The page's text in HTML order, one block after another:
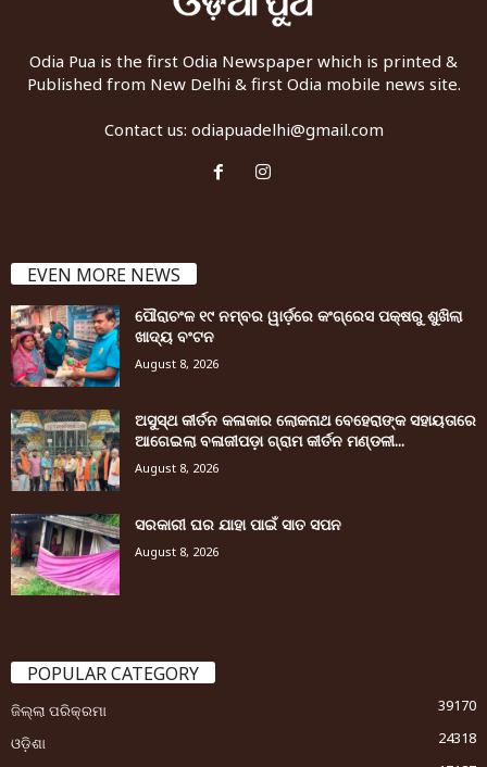
Odia Pua is the first Odia Newspaper which is printed &
Published from New Delhi & first Odia mobile news site.
Contact us: odiapuadelhi@gmail.com
EVEN MORE NEWS
ପୌରାଚଂଳ ୧୯ ନମ୍ବର ୱାର୍ଡ଼ରେ କଂଗ୍ରେସ ପକ୍ଷରୁ ଶୁଖିଲା
ଖାଦ୍ୟ ବଂଟନ
August 8, 2026
ଅସୁସ୍ଥ କୀର୍ତନ କଳାକାର ଲୋକନାଥ ବେହେରାଙ୍କ ସହାୟତାରେ
ଆଗେଇଲା ବଳାଜୀପଡ଼ା ଗ୍ରାମ କୀର୍ତନ ମଣ୍ଡଳୀ...
August 8, 2026
ସରକାରୀ ଘର ଯାହା ପାଇଁ ସାତ ସପନ
August 8, 2026
POPULAR CATEGORY
ଜିଲ୍ଲା ପରିକ୍ରମା
39170
ଓଡ଼ିଶା
24318